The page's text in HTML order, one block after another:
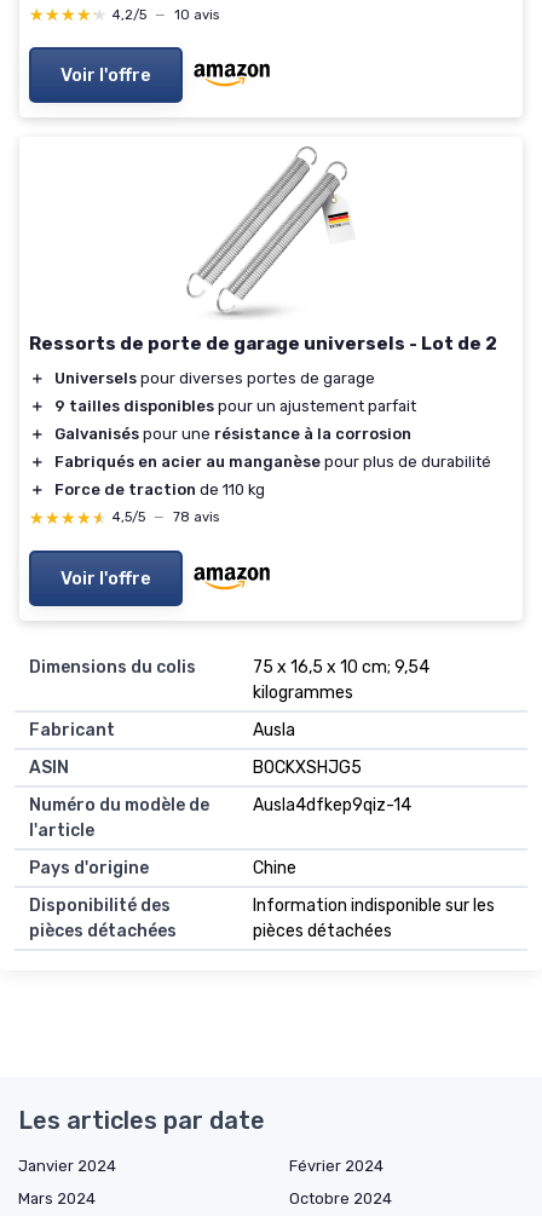
★★★★★
★★★★★ 4,2/5 — 10 avis
Voir l'offre
Ressorts de porte de garage universels - Lot de 2
＋ Universels pour diverses portes de garage
＋
9 tailles disponibles pour un ajustement parfait
＋
Galvanisés pour une résistance à la corrosion
＋
Fabriqués en acier au manganèse pour plus de durabilité
＋
Force de traction de 110 kg
★★★★★
★★★★★ 4,5/5 — 78 avis
Voir l'offre
Dimensions du colis
75 x 16,5 x 10 cm; 9,54
kilogrammes
Fabricant
Ausla
ASIN
B0CKXSHJG5
Numéro du modèle de
l'article
Ausla4dfkep9qiz-14
Pays d'origine
Chine
Disponibilité des
pièces détachées
Information indisponible sur les
pièces détachées
Les articles par date
Janvier 2024
Février 2024
Mars 2024
Octobre 2024